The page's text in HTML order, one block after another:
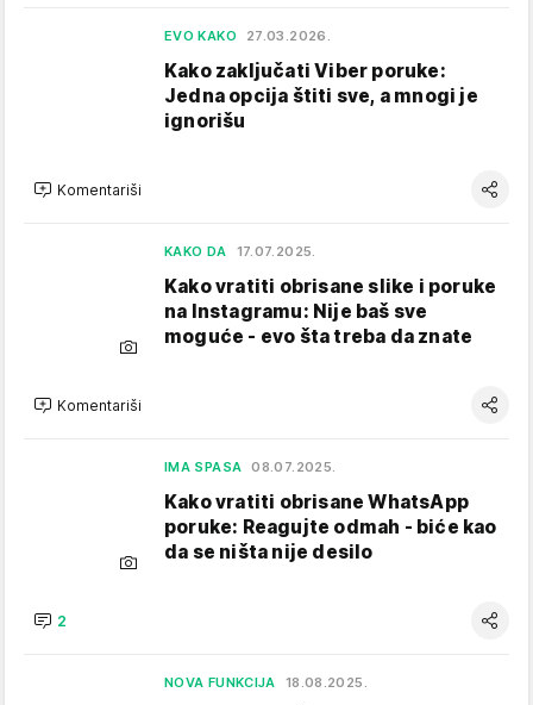
EVO KAKO 27.03.2026.
Kako zaključati Viber poruke:
Jedna opcija štiti sve, a mnogi je
ignorišu
Komentariši
KAKO DA 17.07.2025.
Kako vratiti obrisane slike i poruke
na Instagramu: Nije baš sve
moguće - evo šta treba da znate
Komentariši
IMA SPASA 08.07.2025.
Kako vratiti obrisane WhatsApp
poruke: Reagujte odmah - biće kao
da se ništa nije desilo
2
NOVA FUNKCIJA 18.08.2025.